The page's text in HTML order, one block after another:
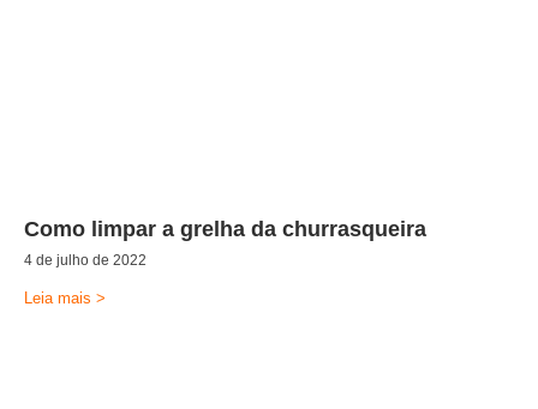
Como limpar a grelha da churrasqueira
4 de julho de 2022
Leia mais >